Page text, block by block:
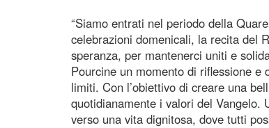
“Siamo entrati nel periodo della
celebrazioni domenicali, la recita del
speranza, per mantenerci uniti e
Pourcine un momento di riflessione
limiti. Con l’obiettivo di creare una
quotidianamente i valori del Vangelo.
verso una vita dignitosa, dove tutti